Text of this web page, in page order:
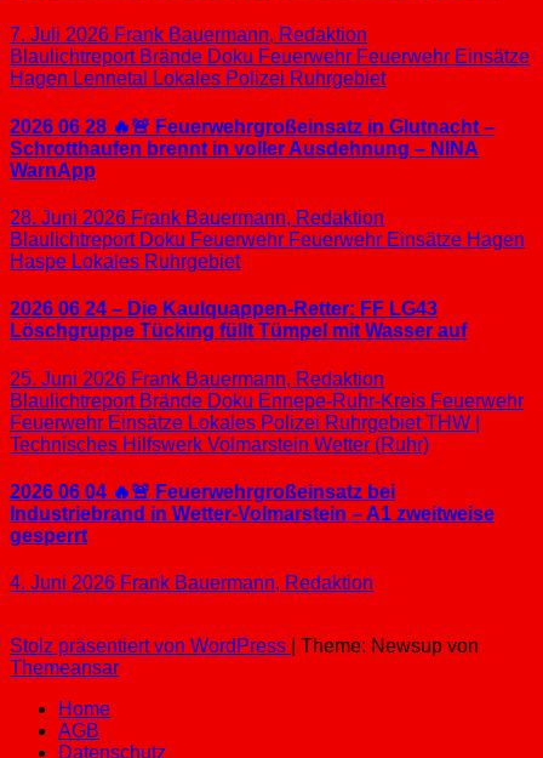
7. Juli 2026 Frank Bauermann, Redaktion
Blaulichtreport Brände Doku Feuerwehr Feuerwehr Einsätze
Hagen Lennetal Lokales Polizei Ruhrgebiet
2026 06 28 🔥🚨 Feuerwehrgroßeinsatz in Glutnacht –
Schrotthaufen brennt in voller Ausdehnung – NINA
WarnApp
28. Juni 2026 Frank Bauermann, Redaktion
Blaulichtreport Doku Feuerwehr Feuerwehr Einsätze Hagen
Haspe Lokales Ruhrgebiet
2026 06 24 – Die Kaulquappen-Retter: FF LG43
Löschgruppe Tücking füllt Tümpel mit Wasser auf
25. Juni 2026 Frank Bauermann, Redaktion
Blaulichtreport Brände Doku Ennepe-Ruhr-Kreis Feuerwehr
Feuerwehr Einsätze Lokales Polizei RuhrgebietTHW |
Technisches Hilfswerk Volmarstein Wetter (Ruhr)
2026 06 04 🔥🚨 Feuerwehrgroßeinsatz bei
Industriebrand in Wetter-Volmarstein – A1 zweitweise
gesperrt
4. Juni 2026 Frank Bauermann, Redaktion
Stolz präsentiert von WordPress
Theme: Newsup von
Themeansar
Home
AGB
Datenschutz